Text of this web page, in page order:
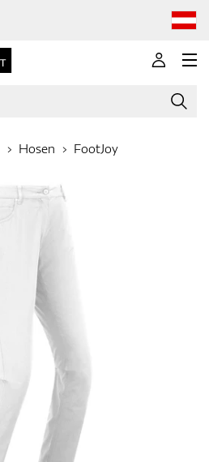
Marken
Golfschläger
Bekleidung
Handschuhe
Hosen FootJoy